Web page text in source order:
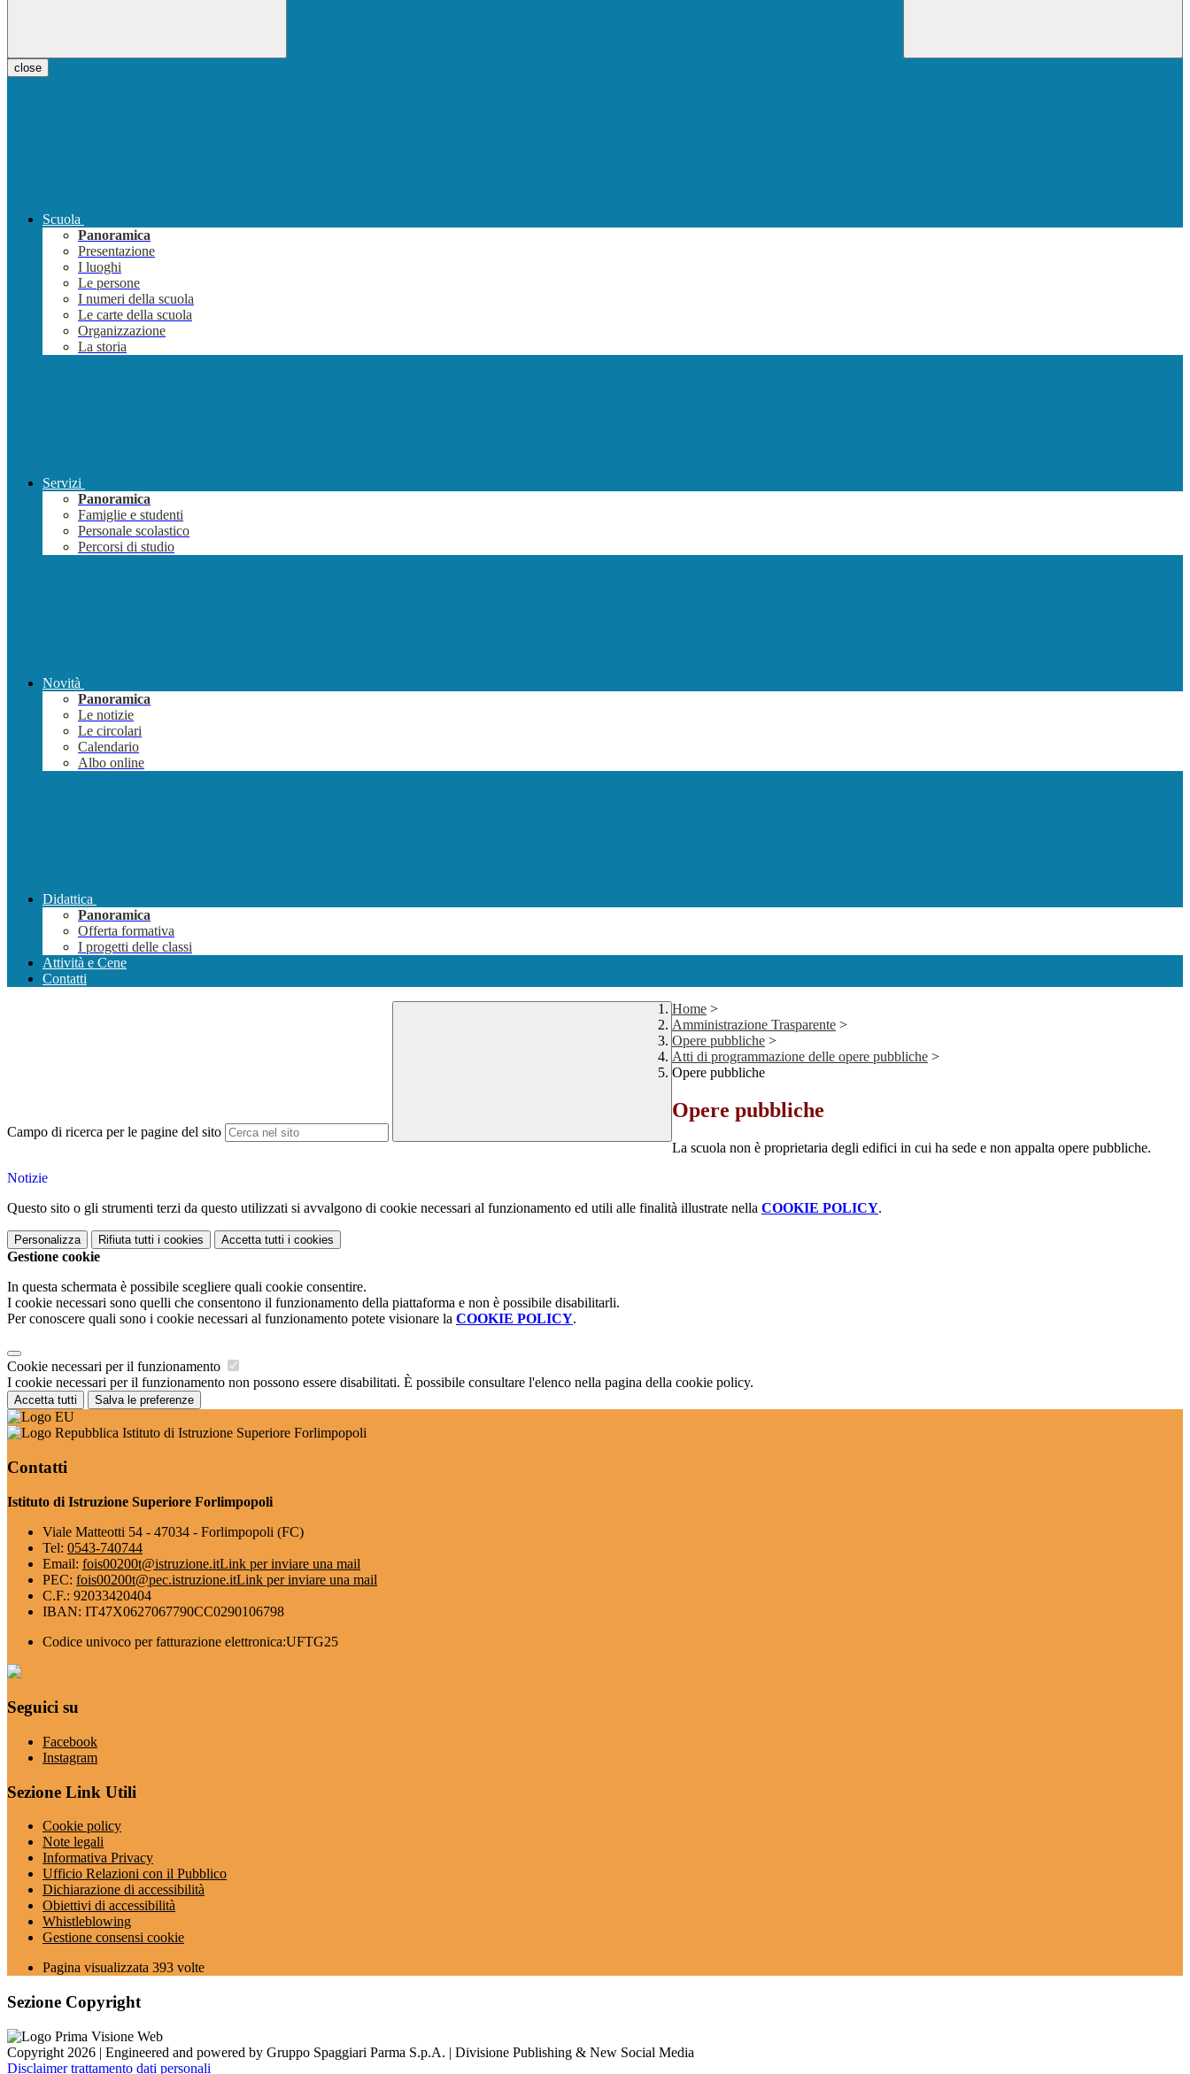
close
Scuola
Panoramica
Presentazione
I luoghi
Le persone
I numeri della scuola
Le carte della scuola
Organizzazione
La storia
Servizi
Panoramica
Famiglie e studenti
Personale scolastico
Percorsi di studio
Novità
Panoramica
Le notizie
Le circolari
Calendario
Albo online
Didattica
Panoramica
Offerta formativa
I progetti delle classi
Attività e Cene
Contatti
Campo di ricerca per le pagine del sito
Home >
Amministrazione Trasparente >
Opere pubbliche >
Atti di programmazione delle opere pubbliche >
Opere pubbliche
Opere pubbliche
La scuola non è proprietaria degli edifici in cui ha sede e non appalta opere pubbliche.
Notizie
Questo sito o gli strumenti terzi da questo utilizzati si avvalgono di cookie necessari al funzionamento ed utili alle finalità illustrate nella COOKIE POLICY.
Personalizza Rifiuta tutti i cookies Accetta tutti i cookies
Gestione cookie
In questa schermata è possibile scegliere quali cookie consentire.
I cookie necessari sono quelli che consentono il funzionamento della piattaforma e non è possibile disabilitarli.
Per conoscere quali sono i cookie necessari al funzionamento potete visionare la COOKIE POLICY.
Cookie necessari per il funzionamento
I cookie necessari per il funzionamento non possono essere disabilitati. È possibile consultare l'elenco nella pagina della cookie policy.
Accetta tutti Salva le preferenze
Istituto di Istruzione Superiore Forlimpopoli
Contatti
Istituto di Istruzione Superiore Forlimpopoli
Viale Matteotti 54 - 47034 - Forlimpopoli (FC)
Tel: 0543-740744
Email: fois00200t@istruzione.itLink per inviare una mail
PEC: fois00200t@pec.istruzione.itLink per inviare una mail
C.F.: 92033420404
IBAN: IT47X0627067790CC0290106798
Codice univoco per fatturazione elettronica:UFTG25
Seguici su
Facebook
Instagram
Sezione Link Utili
Cookie policy
Note legali
Informativa Privacy
Ufficio Relazioni con il Pubblico
Dichiarazione di accessibilità
Obiettivi di accessibilità
Whistleblowing
Gestione consensi cookie
Pagina visualizzata 393 volte
Sezione Copyright
Copyright 2026 | Engineered and powered by Gruppo Spaggiari Parma S.p.A. | Divisione Publishing & New Social Media
Disclaimer trattamento dati personali